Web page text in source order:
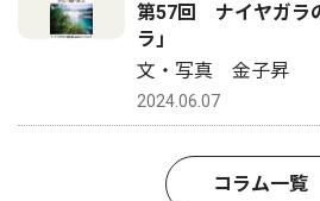
第57回 ナイヤガラ
ラ｣
文・写真 金子昇
2024.06.07
コラム一覧